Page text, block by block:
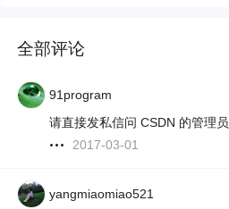
全部评论
91program
请直接发私信问 CSDN 的管理员
2017-03-01
yangmiaomiao521